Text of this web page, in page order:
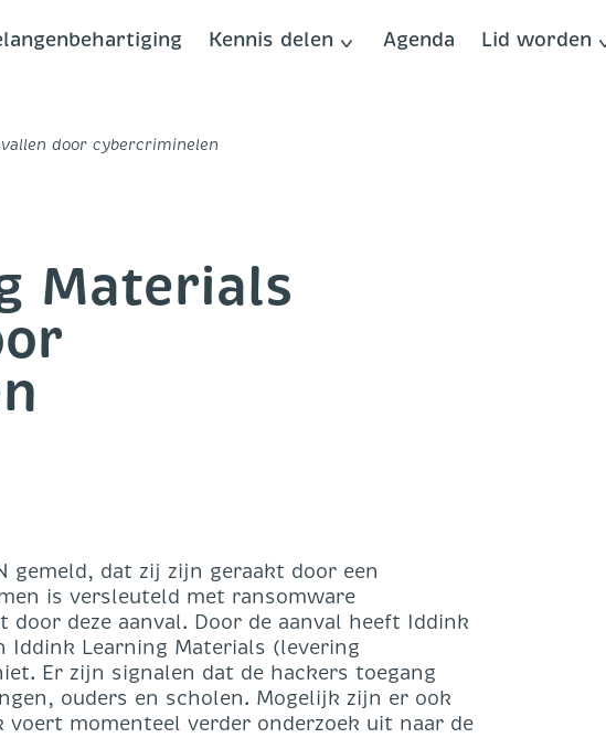
Kennis delen Agenda Lid worden
door cybercriminelen
Materials
gemeld, dat zij zijn geraakt door een
is versleuteld met ransomware
deze aanval. Door de aanval heeft Iddink
Iddink Learning Materials (levering
Er zijn signalen dat de hackers toegang
ouders en scholen. Mogelijk zijn er ook
momenteel verder onderzoek uit naar de